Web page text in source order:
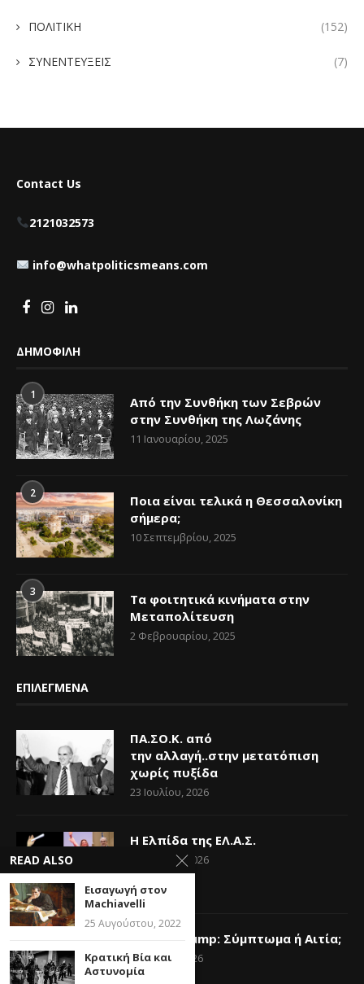
ΠΟΛΙΤΙΚΗ (152)
ΣΥΝΕΝΤΕΥΞΕΙΣ (7)
Contact Us
2121032573
info@whatpoliticsmeans.com
ΔΗΜΟΦΙΛΗ
1
Από την Συνθήκη των Σεβρών
στην Συνθήκη της Λωζάνης
11 Ιανουαρίου, 2025
2
Ποια είναι τελικά η Θεσσαλονίκη
σήμερα;
10 Σεπτεμβρίου, 2025
3
Τα φοιτητικά κινήματα στην
Μεταπολίτευση
2 Φεβρουαρίου, 2025
ΕΠΙΛΕΓΜΕΝΑ
ΠΑ.ΣΟ.Κ. από
την αλλαγή..στην μετατόπιση
χωρίς πυξίδα
23 Ιουλίου, 2026
Η Ελπίδα της ΕΛ.Α.Σ.
14 Ιουνίου, 2026
Donald Trump: Σύμπτωμα ή Αιτία;
6 Ιουνίου, 2026
READ ALSO
Εισαγωγή στον
Machiavelli
25 Αυγούστου, 2022
Κρατική Βία και
Αστυνομία